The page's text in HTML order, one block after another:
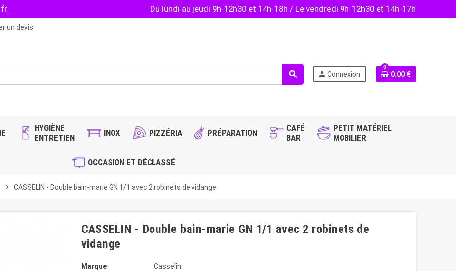
Du lundi au jeudi 9h-12h30 et 14h-18h / Le vendredi 9h-12h30 et 14h-17h
un devis
search person Connexion
0
0,00 €
HYGIÈNE
ENTRETIEN
INOX PIZZÉRIA PRÉPARATION
CAFÉ
BAR
PETIT MATÉRIEL
MOBILIER
OCCASION ET DÉCLASSÉ
chevron_right CASSELIN - Double bain-marie GN 1/1 avec 2 robinets de vidange
CASSELIN - Double bain-marie GN 1/1 avec 2 robinets de
vidange
Marque
Casselin